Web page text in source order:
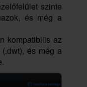
szinte
és még a
kompatibilis az
és még a